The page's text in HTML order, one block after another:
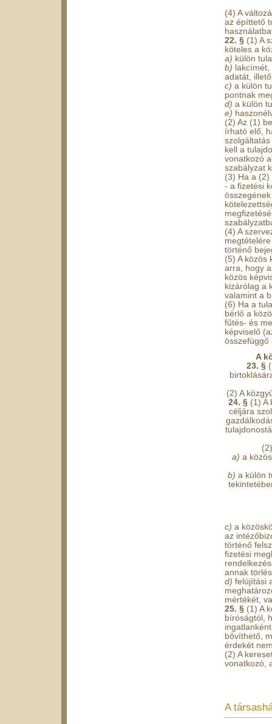
(4) A
az építtető
22. § (1) A
köteles a
a) külön
b)
adatát,
c) a külön
pontnak
d) a külön
e)
(2) Az (1)
írható elő,
kell a
vonatkozó
sza­bályzat
(3) Ha a
- a fizetési
(4) A
történő
(5) A közös
arra, hogy
közös
kizárólag a
valamint a
(6) Ha a
bérlő a
fűtés- és
képvi­selő
összefüggő
A
23. §
(2) A
24. § (1) A
céljára
a) a
b) a külön
c) a
az
történő
fizetési
annak
d) felújítási
mértékét,
25. § (1) A
bíróságtól,
bővíthető,
érdekét
(2) A
vonatkozó,
A